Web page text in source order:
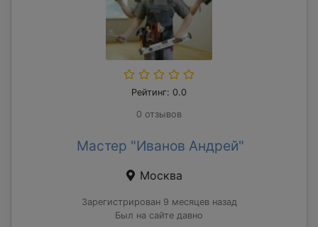
Рейтинг: 0.0
0 отзывов
Мастер "Иванов Андрей"
Москва
Зарегистрирован 9 месяцев назад
Был на сайте давно